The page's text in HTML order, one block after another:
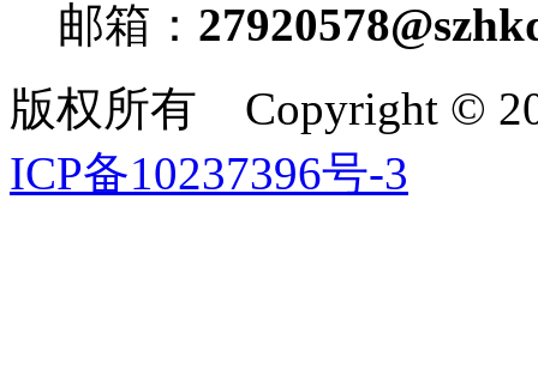
邮箱：
版权所有 Copyright ©
ICP备10237396号-3